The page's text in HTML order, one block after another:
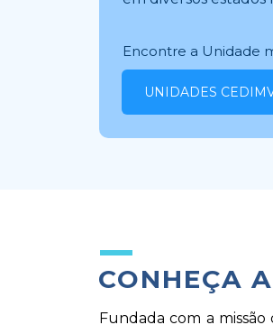
Encontre a Unidade
UNIDADES
CONHEÇA
Fundada com a